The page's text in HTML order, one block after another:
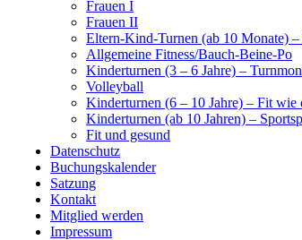
Frauen I
Frauen II
Eltern-Kind-Turnen (ab 10 Monate)
Allgemeine Fitness/Bauch-Beine-Po
Kinderturnen (3 – 6 Jahre) –
Volleyball
Kinderturnen (6 – 10 Jahre) – Fit wie
Kinderturnen (ab 10 Jahren) –
Fit und gesund
Datenschutz
Buchungskalender
Satzung
Kontakt
Mitglied werden
Impressum